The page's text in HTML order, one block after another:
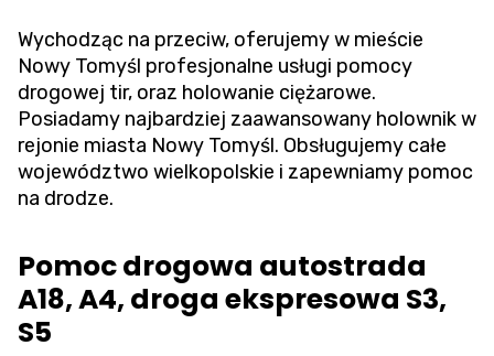
Wychodząc na przeciw, oferujemy w mieście
Nowy Tomyśl profesjonalne usługi pomocy
drogowej tir, oraz holowanie ciężarowe.
Posiadamy najbardziej zaawansowany holownik w
rejonie miasta Nowy Tomyśl. Obsługujemy całe
województwo wielkopolskie i zapewniamy pomoc
na drodze.
Pomoc drogowa autostrada
A18, A4, droga ekspresowa S3,
S5